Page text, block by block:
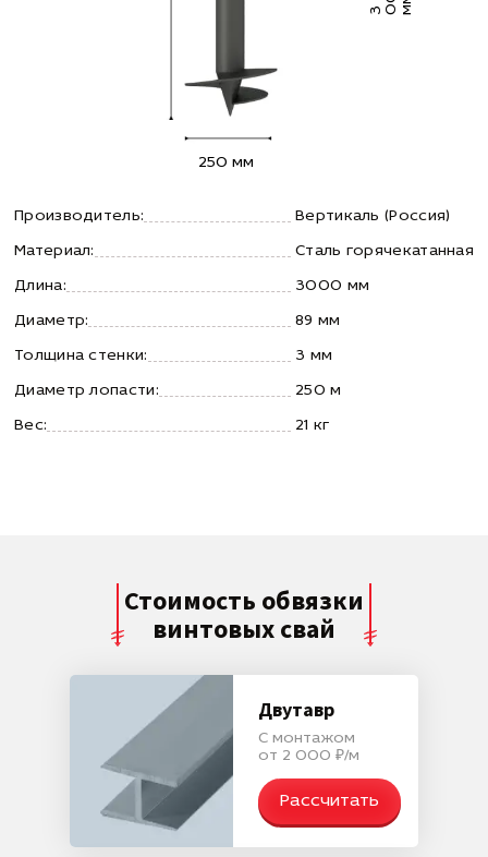
3 0
м
250 мм
Производитель: Вертикаль (Россия)
Материал: Сталь горячекатанная
Длина: 3000 мм
Диаметр: 89 мм
Толщина стенки: 3 мм
Диаметр лопасти: 250 м
Вес: 21 кг
Стоимость обвязки
винтовых свай
Двутавр
С монтажом
от 2 000 ₽/м
Рассчитать